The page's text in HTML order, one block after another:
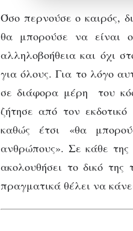
Όσο περνούσε ο καιρός,
θα μπορούσε να είναι
αλληλοβοήθεια και όχι
για όλους. Για το λόγο
σε διάφορα μέρη του
ζήτησε από τον
καθώς έτσι «θα
ανθρώπους». Σε κάθε της
ακολουθήσει το δικό
πραγματικά θέλει να